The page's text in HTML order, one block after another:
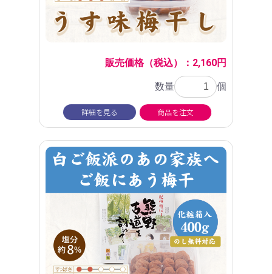
販売価格（税込）：2,160円
数量 個
詳細を見る 商品を注文